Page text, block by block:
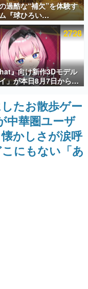
ュー数万以上！ などな
ァミ渾身の“殿堂入り”記
製作時のエピソードをお
）とは何か？を探ってい
赫本』は、〈試験問題〉
。
過酷な“補欠”を体験す
『球ひろい
』が「1件」のウィッ
トをもとにチェコ語に
で話題に。『キング
ム』開発元やチェコの
選手から称賛の声
2728
』向け新作3Dモデル
イ」が本日8月7日から
にて発売。瞳に光る星
かな表情が、小悪魔か
たお散歩ゲー
中華圏ユーザ
かしさが涙呼
にもない「あ